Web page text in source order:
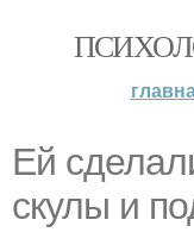
Ей
скулы и